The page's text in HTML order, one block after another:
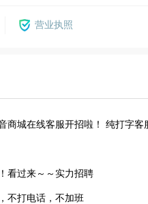
营业执照
商城在线客服开招啦！ 纯打字客
看过来～～实力招聘
不打电话，不加班